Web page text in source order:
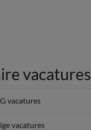
vacatures
vacatures
vacatures